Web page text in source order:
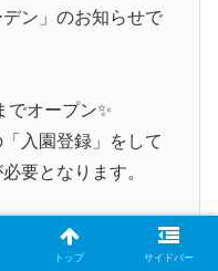
ン」のお知らせで
でオープン✨
入園登録」をして
要となります。
クへ出かけません
トップ サイドバー